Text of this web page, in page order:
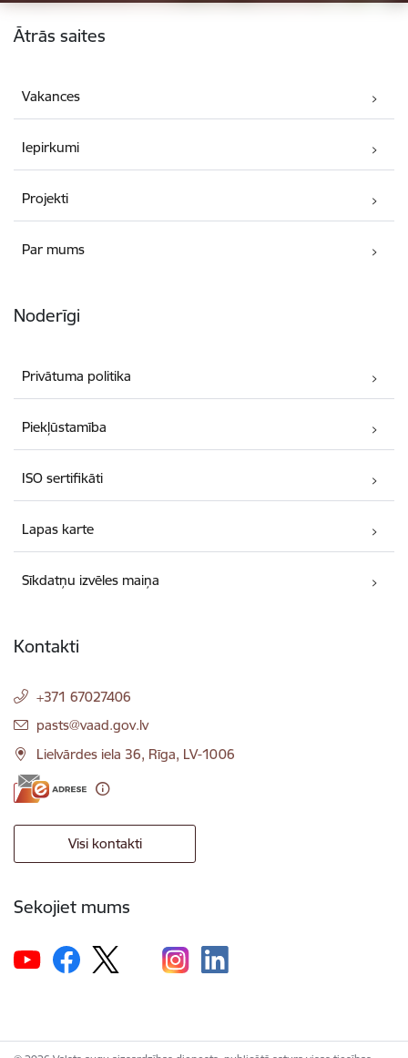
Kājene
Ātrās saites
Vakances
Iepirkumi
Projekti
Par mums
Noderīgi
Privātuma politika
Piekļūstamība
ISO sertifikāti
Lapas karte
Sīkdatņu izvēles maiņa
Kontakti
+371 67027406
E-pasts:
pasts@vaad.gov.lv
Lielvārdes iela 36, Rīga, LV-1006
Visi kontakti
Sekojiet mums